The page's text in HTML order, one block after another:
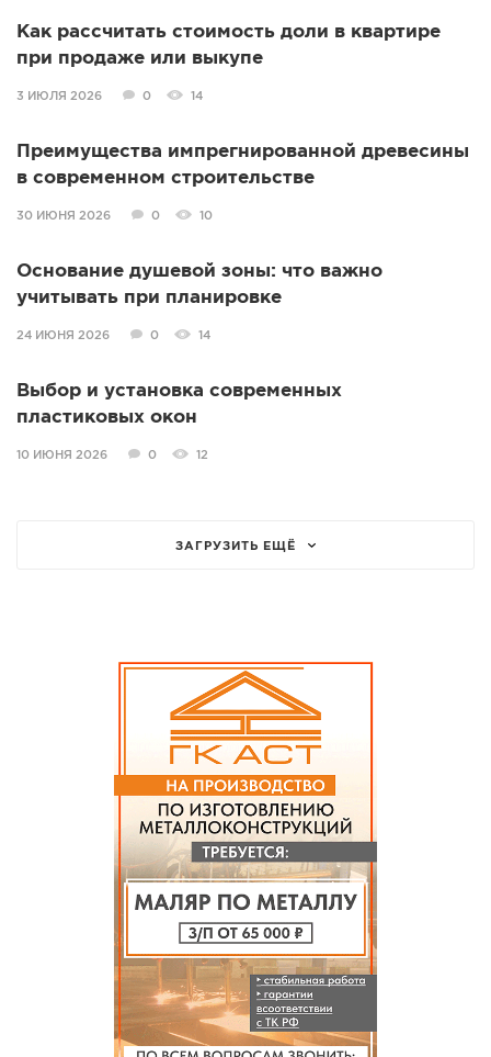
Как рассчитать стоимость доли в квартире
при продаже или выкупе
3 ИЮЛЯ 2026 0 14
Преимущества импрегнированной древесины
в современном строительстве
30 ИЮНЯ 2026 0 10
Основание душевой зоны: что важно
учитывать при планировке
24 ИЮНЯ 2026 0 14
Выбор и установка современных
пластиковых окон
10 ИЮНЯ 2026 0 12
ЗАГРУЗИТЬ ЕЩЁ